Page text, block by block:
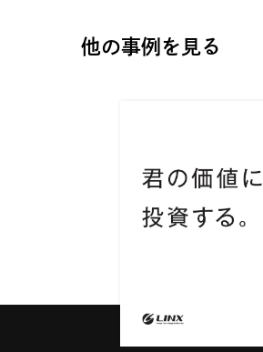
他の事例を見る